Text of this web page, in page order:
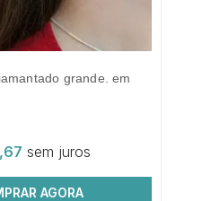
sem juros
AGORA